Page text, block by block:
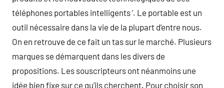
téléphones portables intelligents ‘. Le portable est un
outil nécessaire dans la vie de la plupart d’entre nous.
On en retrouve de ce fait un tas sur le marché. Plusieurs
marques se démarquent dans les divers de
propositions. Les souscripteurs ont néanmoins une
idée bien fixe sur ce qu’ils cherchent. Pour choisir son